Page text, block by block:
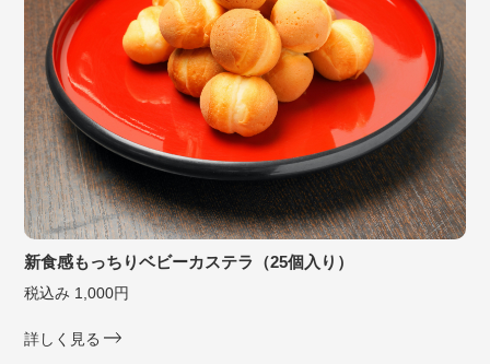
新食感もっちりベビーカステラ（25個入り）
税込み 1,000円
詳しく見る